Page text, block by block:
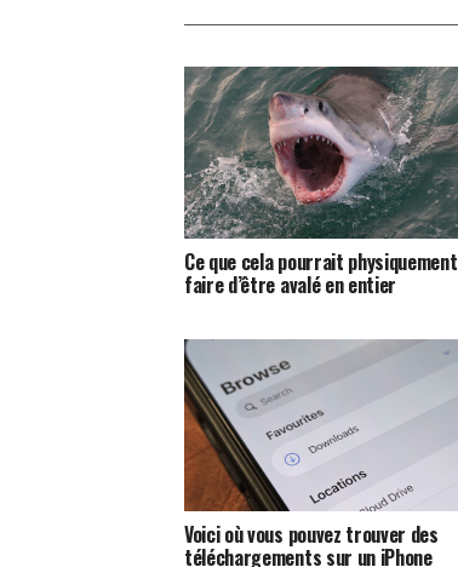
Ce que cela pourrait physiquement
faire d’être avalé en entier
Voici où vous pouvez trouver des
téléchargements sur un iPhone